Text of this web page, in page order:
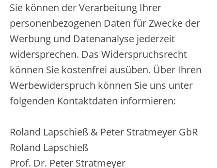
Sie können der Verarbeitung Ihrer
personenbezogenen Daten für Zwecke der
Werbung und Datenanalyse jederzeit
widersprechen. Das Widerspruchsrecht
können Sie kostenfrei ausüben. Über Ihren
Werbewiderspruch können Sie uns unter
folgenden Kontaktdaten informieren:
Roland Lapschieß & Peter Stratmeyer GbR
Roland Lapschieß
Prof. Dr. Peter Stratmeyer